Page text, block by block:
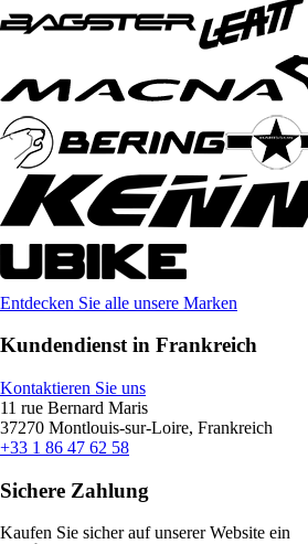
Entdecken Sie alle unsere Marken
Kundendienst in Frankreich
Kontaktieren Sie uns
11 rue Bernard Maris
37270 Montlouis-sur-Loire, Frankreich
+33 1 86 47 62 58
Sichere Zahlung
Kaufen Sie sicher auf unserer Website ein